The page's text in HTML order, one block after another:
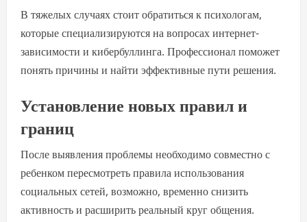
В тяжелых случаях стоит обратиться к психологам,
которые специализируются на вопросах интернет-
зависимости и кибербуллинга. Профессионал поможет
понять причины и найти эффективные пути решения.
Установление новых правил и
границ
После выявления проблемы необходимо совместно с
ребенком пересмотреть правила использования
социальных сетей, возможно, временно снизить
активность и расширить реальный круг общения.